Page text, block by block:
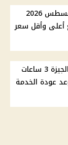
أسعار الدولار اليوم الجمعة 7 أغسطس 2026
أعلى وأقل سعر
قطع مياه الشرب في القاهرة والجيزة 3 ساعات
عودة الخدمة